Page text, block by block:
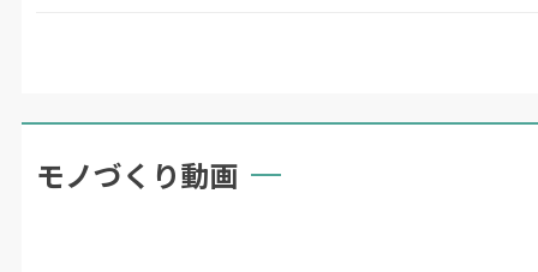
モノづくり動画